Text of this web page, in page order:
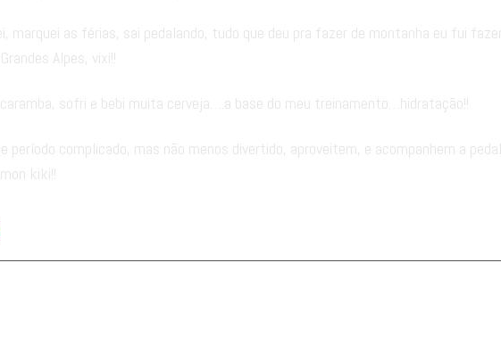
marquei as férias, sai pedalando, tudo que deu pra fazer de montanha eu fui
Alpes, vixi!!
sofri e bebi muita cerveja….a base do meu treinamento…hidratação!!
período complicado, mas não menos divertido, aproveitem, e acompanhem a
kiki!!